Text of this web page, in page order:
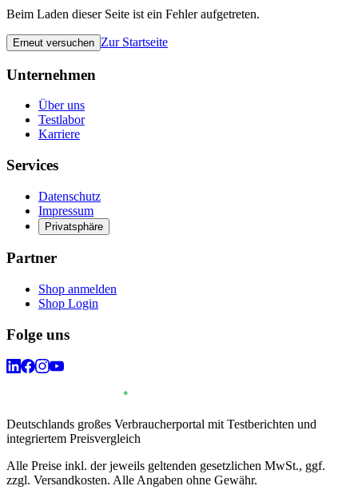
Beim Laden dieser Seite ist ein Fehler aufgetreten.
Erneut versuchen Zur Startseite
Unternehmen
Über uns
Testlabor
Karriere
Services
Datenschutz
Impressum
Privatsphäre
Partner
Shop anmelden
Shop Login
Folge uns
Deutschlands großes Verbraucherportal mit Testberichten und
integriertem Preisvergleich
Alle Preise inkl. der jeweils geltenden gesetzlichen MwSt., ggf.
zzgl. Versandkosten. Alle Angaben ohne Gewähr.